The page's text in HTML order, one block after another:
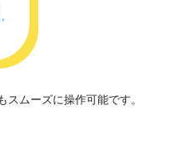
ムーズに操作可能です。